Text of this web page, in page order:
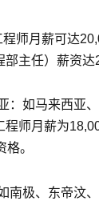
师月薪可达
主任）薪资达
：如马来西亚
程师月薪为
。
南极、东帝汶